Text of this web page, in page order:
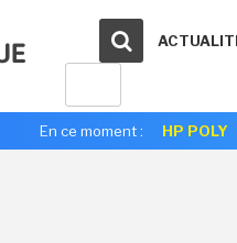
En ce moment : HP POLY